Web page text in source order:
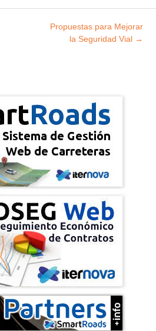
Propuestas para Mejorar
la Seguridad Vial →